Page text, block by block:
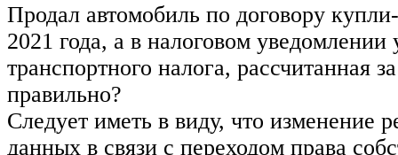
Продал автомобиль по договору
2021 года, а в налоговом уведомлении
транспортного налога, рассчитанная
правильно?
Следует иметь в виду, что изменение
данных в связи с переходом права